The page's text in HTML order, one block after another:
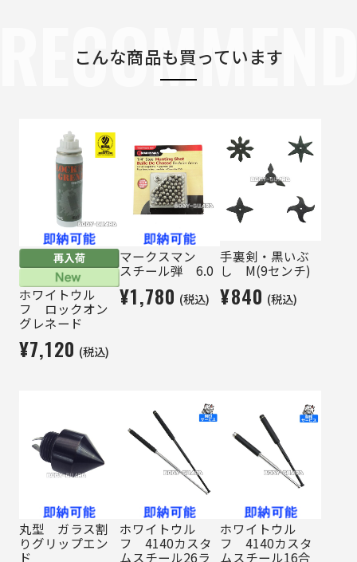
こんな商品も買っています
ホワイトウル
フ ロックオン
グレネード
¥7,120 (税込)
マークスマン
スチール弾 6.0
¥1,780 (税込)
手裏剣・黒いぶ
し M(9センチ)
¥840 (税込)
丸型 ガラス割
りグリップエン
ド
ホワイトウル
フ 4140カスタ
ムスチール26ラ
ホワイトウル
フ 4140カスタ
ムスチール16合